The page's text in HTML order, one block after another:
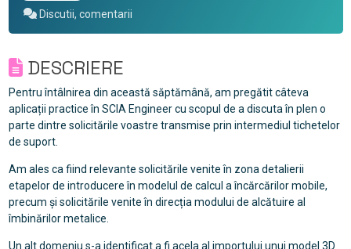
Discutii, comentarii
DESCRIERE
Pentru întâlnirea din această săptămână, am pregătit câteva
aplicații practice în SCIA Engineer cu scopul de a discuta în plen o
parte dintre solicitările voastre transmise prin intermediul tichetelor
de suport.
Am ales ca fiind relevante solicitările venite în zona detalierii
etapelor de introducere în modelul de calcul a încărcărilor mobile,
precum și solicitările venite în direcția modului de alcătuire al
îmbinărilor metalice.
Un alt domeniu s-a identificat a fi acela al importului unui model 3D